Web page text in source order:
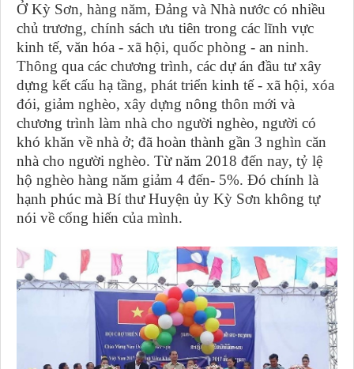
Ở Kỳ Sơn, hàng năm, Đảng và Nhà nước có nhiều
chủ trương, chính sách ưu tiên trong các lĩnh vực
kinh tế, văn hóa - xã hội, quốc phòng - an ninh.
Thông qua các chương trình, các dự án đầu tư xây
dựng kết cấu hạ tầng, phát triển kinh tế - xã hội, xóa
đói, giảm nghèo, xây dựng nông thôn mới và
chương trình làm nhà cho người nghèo, người có
khó khăn về nhà ở; đã hoàn thành gần 3 nghìn căn
nhà cho người nghèo. Từ năm 2018 đến nay, tỷ lệ
hộ nghèo hàng năm giảm 4 đến- 5%. Đó chính là
hạnh phúc mà Bí thư Huyện ủy Kỳ Sơn không tự
nói về cống hiến của mình.